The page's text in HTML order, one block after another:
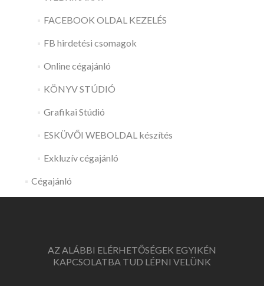
FACEBOOK OLDAL KEZELÉS
FB hirdetési csomagok
Online cégajánló
KÖNYV STÚDIÓ
Grafikai Stúdió
ESKÜVŐI WEBOLDAL készítés
Exkluzív cégajánló
Cégajánló
AZ ALÁBBI ELÉRHETŐSÉGEK EGYIKÉN
KAPCSOLATBA TUD LÉPNI VELÜNK